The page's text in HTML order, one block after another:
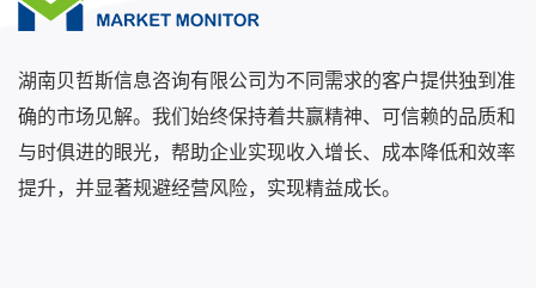
湖南贝哲斯信息咨询有限公司为不同需求的客户提供独到准
确的市场见解。我们始终保持着共赢精神、可信赖的品质和
与时俱进的眼光，帮助企业实现收入增长、成本降低和效率
提升，并显著规避经营风险，实现精益成长。